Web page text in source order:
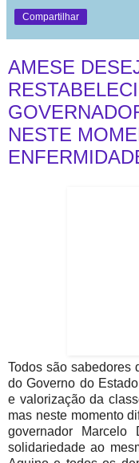
Compartilhar
AMESE
NESTE
Todos são sabedores
do Governo do
e valorização da
mas neste momento
governador
solidariedade ao